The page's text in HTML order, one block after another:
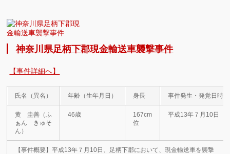
神奈川県足柄下郡現金輸送車襲撃事件
【事件詳細へ】
氏名（異名） 年齢（生年月日） 身長 事件発生・発覚日時
黄 圭善（ふ
ぁん きゅそ
ん）
46歳
167cm
位
平成13年７月10日
【事件概要】平成13年７月10日、足柄下郡において、現金輸送車を襲撃